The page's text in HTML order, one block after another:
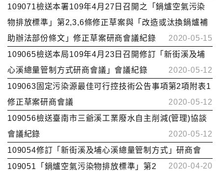
109071檢送本署109年4月27日召開之「鍋爐空氣污染
物排放標準」第2,3,6條修正草案與「改造或汰換鍋爐補
助辦法部份條文」修正草案研商會議紀錄
2020-05-15
109065檢送本局109年4月23日召開修訂「新街溪及埔
心溪總量管制方式研商會議」會議紀錄
2020-05-12
109063固定污染源最佳可行控技術公告事項第2項附表1
修正草案研商會議
2020-05-12
109056檢送臺南市三爺溪工業廢水自主削減(管理)協談
會議紀錄
2020-05-12
109054修訂「新街溪及埔心溪總量管制方式」研商會
2020-04-20
109051「鍋爐空氣污染物排放標準」第2